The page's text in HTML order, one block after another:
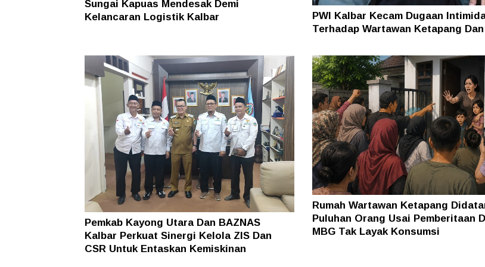
Sungai Kapuas Mendesak Demi
Kelancaran Logistik Kalbar
PWI Kalbar Kecam Dugaan
Terhadap Wartawan Ketapang Dan
Pemkab Kayong Utara Dan BAZNAS
Kalbar Perkuat Sinergi Kelola ZIS Dan
CSR Untuk Entaskan Kemiskinan
Rumah Wartawan Ketapang
Puluhan Orang Usai Pemberitaan
MBG Tak Layak Konsumsi